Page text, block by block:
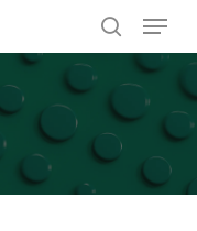
search